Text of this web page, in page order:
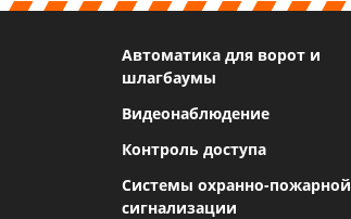
Автоматика для ворот и
шлагбаумы
Видеонаблюдение
Контроль доступа
Системы охранно-пожарной
сигнализации